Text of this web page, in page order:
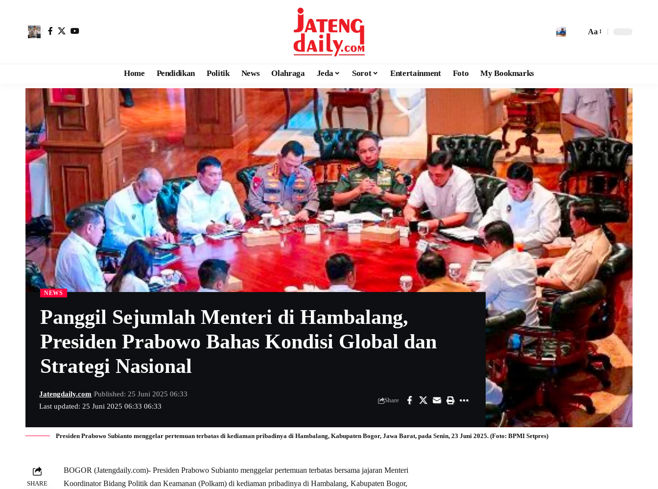
Aa
Home Pendidikan Politik News Olahraga Jeda Sorot Entertainment Foto My Bookmarks
NEWS
Panggil Sejumlah Menteri di Hambalang,
Presiden Prabowo Bahas Kondisi Global dan
Strategi Nasional
Last updated: 25 Juni 2025 06:33 06:33
Jatengdaily.com Published: 25 Juni 2025 06:33
Share
Presiden Prabowo Subianto menggelar pertemuan terbatas di kediaman pribadinya di Hambalang, Kabupaten Bogor, Jawa Barat, pada Senin, 23 Juni 2025. (Foto: BPMI Setpres)
SHARE
BOGOR (Jatengdaily.com)- Presiden Prabowo Subianto menggelar pertemuan terbatas bersama jajaran Menteri
Koordinator Bidang Politik dan Keamanan (Polkam) di kediaman pribadinya di Hambalang, Kabupaten Bogor,